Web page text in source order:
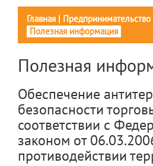
Главная | Предпринимательство
Полезная информация
Полезная
Обеспечение
безопасности
соответствии с
законом от
противодействии